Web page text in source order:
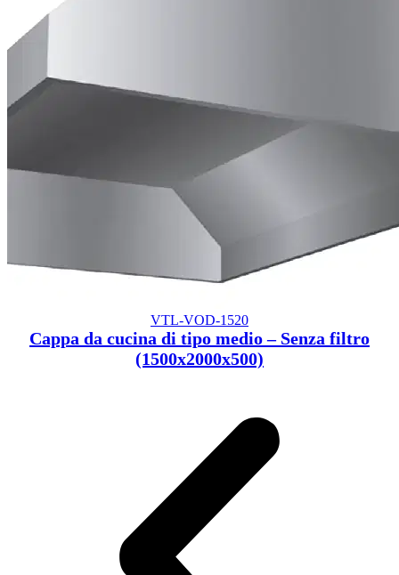
VTL-VOD-1520
Cappa da cucina di tipo medio – Senza filtro
(1500x2000x500)